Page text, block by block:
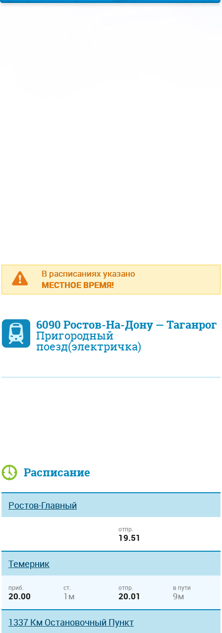
В расписаниях указано
МЕСТНОЕ ВРЕМЯ!
6090 Ростов-На-Дону — Таганрог
Пригородный
поезд(электричка)
Расписание
Ростов-Главный
отпр.
19.51
Темерник
приб.
20.00
ст.
1м
отпр.
20.01
в пути
9м
1337 Км Остановочный Пункт